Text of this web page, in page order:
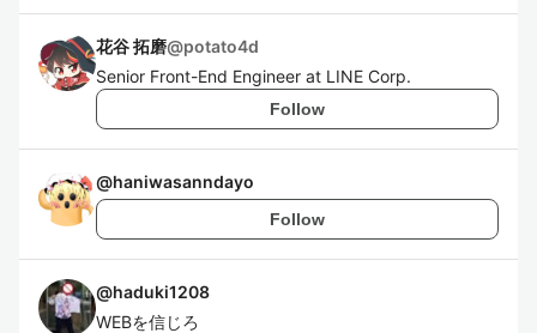
花谷 拓磨@potato4d
Senior Front-End Engineer at LINE Corp.
Follow
@haniwasanndayo
Follow
@haduki1208
WEBを信じろ